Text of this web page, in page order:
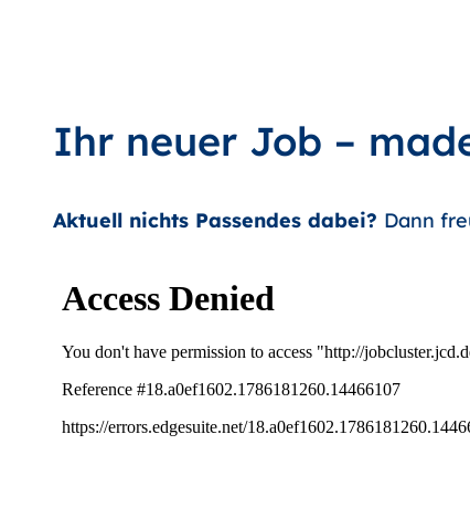
Ihr neuer Job –
Aktuell nichts Passendes dabei? Dann